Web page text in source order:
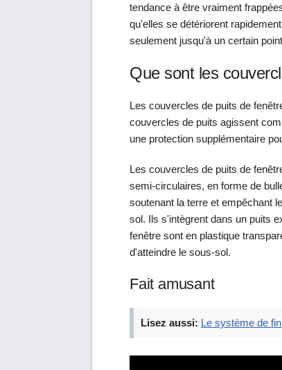
tendance à être vraiment
qu'elles se détériorent
seulement jusqu'à un certain
Que sont les
Les couvercles de puits de
couvercles de puits agissent
une protection supplémentaire
Les couvercles de puits de
semi-circulaires, en forme de
soutenant la terre et empêchant
sol. Ils s'intègrent dans un puits
fenêtre sont en plastique
d'atteindre le sous-sol.
Fait amusant
Lisez aussi: Le système de